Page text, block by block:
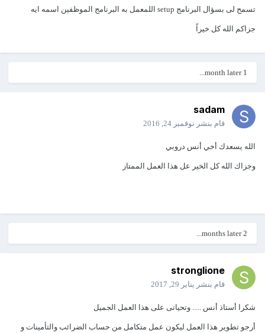
تسمح لى بسؤال البرنامج setup اللمعمل به البرنامج الموظفين اسمه ايه
جزاكم الله كل خيراً
sadam
قام بنشر نوفمبر 24, 2016
الله يسعدك أخي أنس دروبي
وجزاك الله كل الخير عل هذا العمل الممتاز
2 months later...
stronglione
قام بنشر يناير 29, 2017
شكرا أستاذ أنس ..... وتحياتى على هذا العمل الجميل
أرجو تطوير هذا العمل ليكون عمل متكامل من حساب الضرائب والتأمينات و